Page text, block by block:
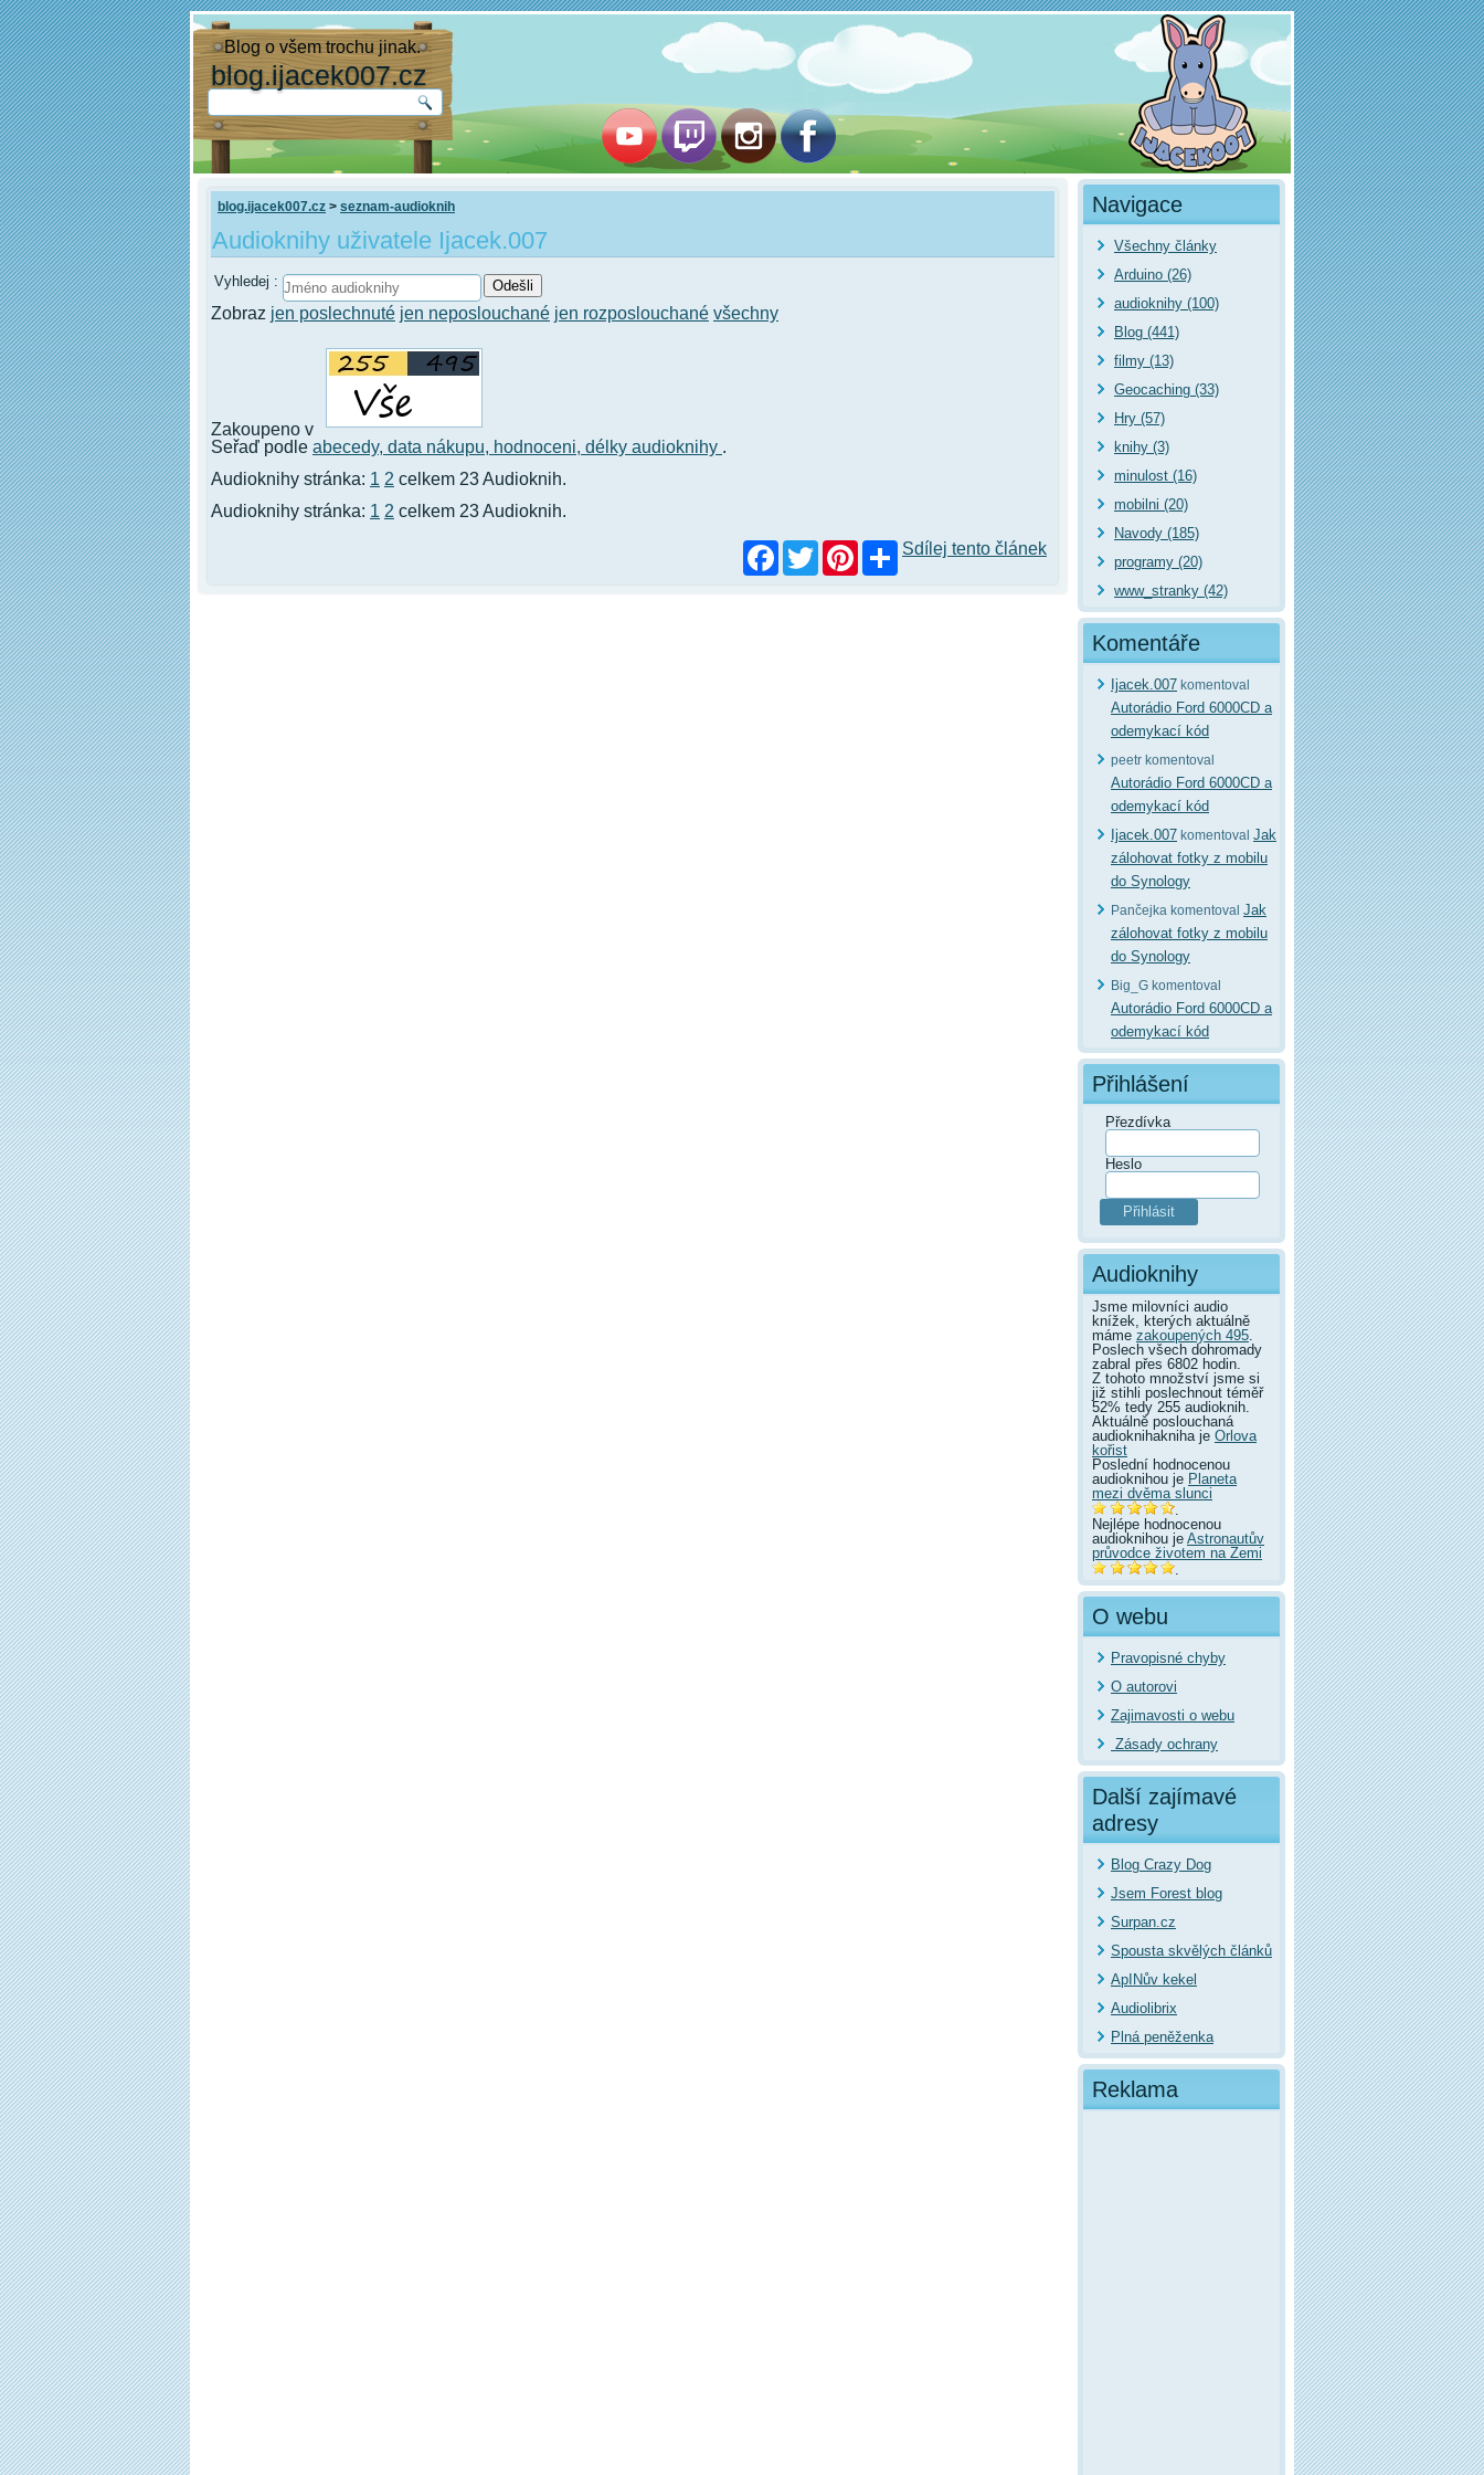
blog.ijacek007.cz
Blog o všem trochu jinak.
blog.ijacek007.cz > seznam-audioknih
Audioknihy uživatele Ijacek.007
Vyhledej :
Zobraz jen poslechnuté jen neposlouchané jen rozposlouchané všechny
Zakoupeno v
Seřaď podle abecedy, data nákupu, hodnoceni, délky audioknihy .
Audioknihy stránka: 1 2 celkem 23 Audioknih.
Audioknihy stránka: 1 2 celkem 23 Audioknih.
Facebook
TwitterPinterestSdílej tento článek
Navigace
Všechny články
Arduino (26)
audioknihy (100)
Blog (441)
filmy (13)
Geocaching (33)
Hry (57)
knihy (3)
minulost (16)
mobilni (20)
Navody (185)
programy (20)
www_stranky (42)
Komentáře
Ijacek.007 komentoval
Autorádio Ford 6000CD a
odemykací kód
peetr komentoval
Autorádio Ford 6000CD a
odemykací kód
Ijacek.007 komentoval Jak
zálohovat fotky z mobilu
do Synology
Pančejka komentoval Jak
zálohovat fotky z mobilu
do Synology
Big_G komentoval
Autorádio Ford 6000CD a
odemykací kód
Přihlášení
Přezdívka
Heslo
Audioknihy
Jsme milovníci audio
knížek, kterých aktuálně
máme zakoupených 495
Poslech všech dohromady
zabral přes 6802 hodin.
Z tohoto množství jsme si
již stihli poslechnout téměř
52% tedy 255 audioknih.
Aktuálně poslouchaná
audioknihakniha je Orlova
kořist
Poslední hodnocenou
audioknihou je Planeta
mezi dvěma slunci
Nejlépe hodnocenou
audioknihou je Astronautův
průvodce životem na Zemi
O webu
Pravopisné chyby
O autorovi
Zajimavosti o webu
Zásady ochrany
Další zajímavé
adresy
Blog Crazy Dog
Jsem Forest blog
Surpan.cz
Spousta skvělých článků
ApINův kekel
Audiolibrix
Plná peněženka
Reklama